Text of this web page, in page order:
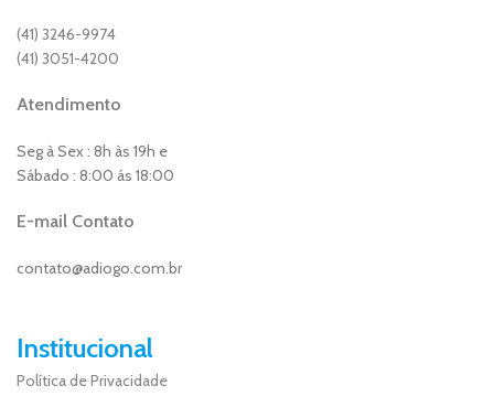
(41) 3246-9974
(41) 3051-4200
Atendimento
Seg à Sex : 8h às 19h e
Sábado : 8:00 ás 18:00
E-mail Contato
contato@adiogo.com.br
Institucional
Política de Privacidade